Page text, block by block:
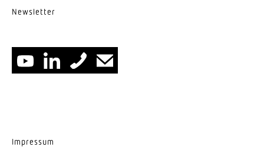
News­letter
Impressum